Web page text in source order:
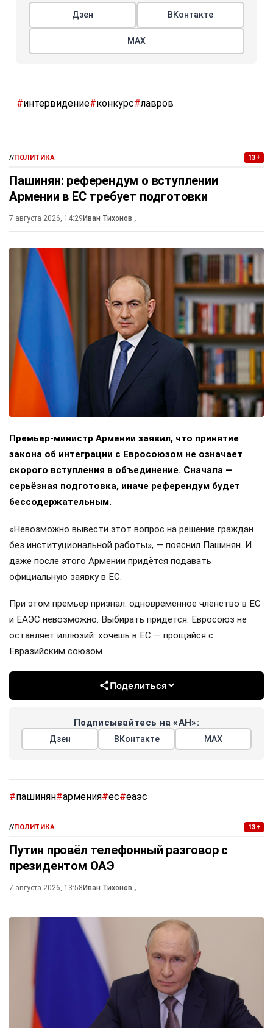
Дзен ВКонтакте
МАХ
#интервидение#конкурс#лавров
//ПОЛИТИКА 13+
Пашинян: референдум о вступлении
Армении в ЕС требует подготовки
7 августа 2026, 14:29Иван Тихонов ,
Премьер-министр Армении заявил, что принятие
закона об интеграции с Евросоюзом не означает
скорого вступления в объединение. Сначала —
серьёзная подготовка, иначе референдум будет
бессодержательным.
«Невозможно вывести этот вопрос на решение граждан
без институциональной работы», — пояснил Пашинян. И
даже после этого Армении придётся подавать
официальную заявку в ЕС.
При этом премьер признал: одновременное членство в ЕС
и ЕАЭС невозможно. Выбирать придётся. Евросоюз не
оставляет иллюзий: хочешь в ЕС — прощайся с
Евразийским союзом.
Поделиться
Подписывайтесь на «АН»:
Дзен ВКонтакте МАХ
#пашинян#армения#ес#еаэс
//ПОЛИТИКА 13+
Путин провёл телефонный разговор с
президентом ОАЭ
7 августа 2026, 13:58Иван Тихонов ,